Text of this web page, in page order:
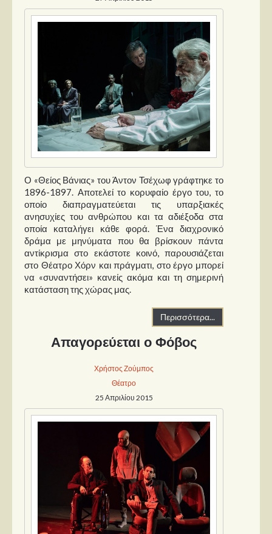
Ο «Θείος Βάνιας» του Άντον Τσέχωφ γράφτηκε το
1896-1897. Αποτελεί το κορυφαίο έργο του, το
οποίο διαπραγματεύεται τις υπαρξιακές
ανησυχίες του ανθρώπου και τα αδιέξοδα στα
οποία καταλήγει κάθε φορά. Ένα διαχρονικό
δράμα με μηνύματα που θα βρίσκουν πάντα
αντίκρισμα στο εκάστοτε κοινό, παρουσιάζεται
στο Θέατρο Χόρν και πράγματι, στο έργο μπορεί
να «συναντήσει» κανείς ακόμα και τη σημερινή
κατάσταση της χώρας μας.
Περισσότερα...
Απαγορεύεται ο Φόβος
Χρήστος Ζούμπος
Θέατρο
25 Απριλίου 2015